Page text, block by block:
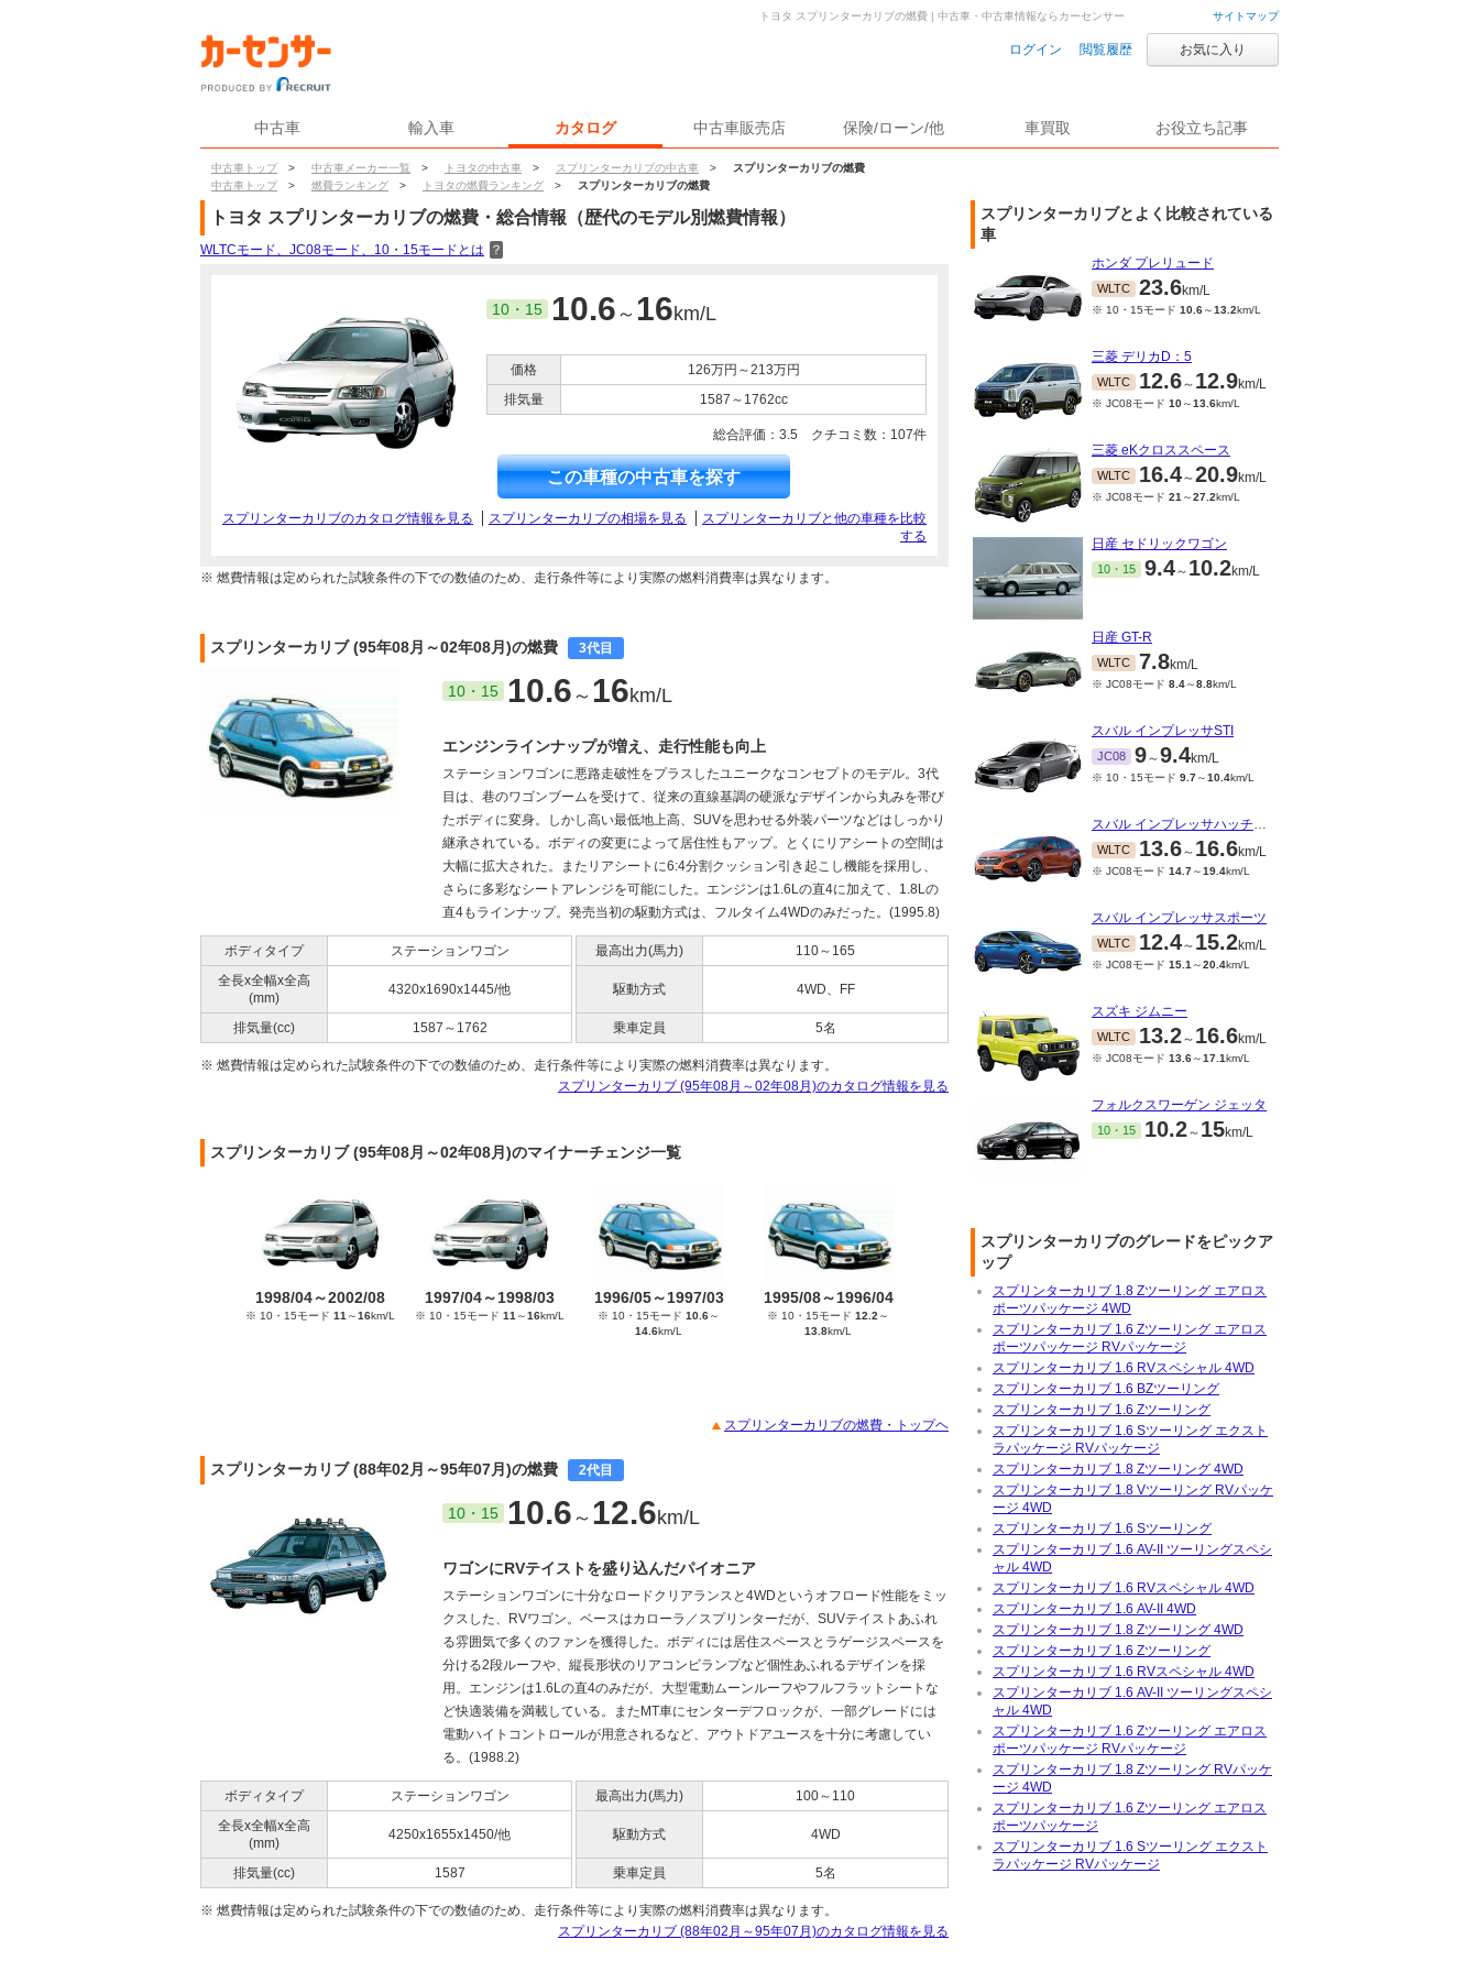
サイトマップ
ログイン 閲覧履歴 お気に入り
中古車 輸入車 カタログ 中古車販売店 保険/ローン/他 車買取 お役立ち記事
中古車トップ > 中古車メーカー一覧 > トヨタの中古車 > スプリンターカリブの中古車 >
スプリンターカリブの燃費
中古車トップ
> 燃費ランキング > トヨタの燃費ランキング > スプリンターカリブの燃費
トヨタ スプリンターカリブの燃費 | 中古車・中古車情報ならカーセンサー
トヨタ スプリンターカリブの燃費・総合情報（歴代のモデル別燃費情報）
WLTCモード、JC08モード、10・15モードとは ？
10・15 10.6 ～ 16km/L
価格
126万円～213万円
排気量
1587～1762cc
総合評価： 3.5 クチコミ数： 107件
この車種の中古車を探す
スプリンターカリブのカタログ情報を見る スプリンターカリブの相場を見る
スプリンターカリブと他の車種を比較
する
※ 燃費情報は定められた試験条件の下での数値のため、走行条件等により実際の燃料消費率は異なります。
スプリンターカリブ (95年08月～02年08月)の燃費 3代目
10・15 10.6 ～ 16km/L
エンジンラインナップが増え、走行性能も向上
ステーションワゴンに悪路走破性をプラスしたユニークなコンセプトのモデル。3代
目は、巷のワゴンブームを受けて、従来の直線基調の硬派なデザインから丸みを帯び
たボディに変身。しかし高い最低地上高、SUVを思わせる外装パーツなどはしっかり
継承されている。ボディの変更によって居住性もアップ。とくにリアシートの空間は
大幅に拡大された。またリアシートに6:4分割クッション引き起こし機能を採用し、
さらに多彩なシートアレンジを可能にした。エンジンは1.6Lの直4に加えて、1.8Lの
直4もラインナップ。発売当初の駆動方式は、フルタイム4WDのみだった。(1995.8)
ボディタイプ ステーションワゴン 最高出力(馬力)
110～165
全長x全幅x全高
(mm)
4320x1690x1445/他 駆動方式 4WD、FF
排気量(cc) 1587～1762 乗車定員 5名
※ 燃費情報は定められた試験条件の下での数値のため、走行条件等により実際の燃料消費率は異なります。
スプリンターカリブ (95年08月～02年08月)のカタログ情報を見る
スプリンターカリブ (95年08月～02年08月)のマイナーチェンジ一覧
1998/04～2002/08
※ 10・15モード 11 ～16km/L
1997/04～1998/03
※ 10・15モード 11 ～16km/L
1996/05～1997/03
※ 10・15モード 10.6～
14.6km/L
1995/08～1996/04
※ 10・15モード 12.2 ～
13.8km/L
スプリンターカリブの燃費・トップヘ
スプリンターカリブ (88年02月～95年07月)の燃費 2代目
10・15 10.6 ～ 12.6km/L
ワゴンにRVテイストを盛り込んだパイオニア
ステーションワゴンに十分なロードクリアランスと4WDというオフロード性能をミッ
クスした、RVワゴン。ベースはカローラ／スプリンターだが、SUVテイストあふれ
る雰囲気で多くのファンを獲得した。ボディには居住スペースとラゲージスペースを
分ける2段ルーフや、縦長形状のリアコンビランプなど個性あふれるデザインを採
用。エンジンは1.6Lの直4のみだが、大型電動ムーンルーフやフルフラットシートな
ど快適装備を満載している。またMT車にセンターデフロックが、一部グレードには
電動ハイトコントロールが用意されるなど、アウトドアユースを十分に考慮してい
る。(1988.2)
ボディタイプ ステーションワゴン 最高出力(馬力)
100～110
全長x全幅x全高
(mm)
4250x1655x1450/他 駆動方式 4WD
排気量(cc) 1587 乗車定員 5名
※ 燃費情報は定められた試験条件の下での数値のため、走行条件等により実際の燃料消費率は異なります。
スプリンターカリブ (88年02月～95年07月)のカタログ情報を見る
スプリンターカリブとよく比較されている
車
ホンダ プレリュード
WLTC 23.6km/L
※ 10・15モード 10.6～13.2km/L
三菱 デリカD：5
WLTC 12.6～ 12.9km/L
※ JC08モード 10～13.6km/L
三菱 eKクロススペース
WLTC 16.4～20.9km/L
※ JC08モード 21 ～27.2km/L
日産 セドリックワゴン
10・15 9.4～ 10.2km/L
日産 GT-R
WLTC 7.8km/L
※ JC08モード 8.4～8.8km/L
スバル インプレッサSTI
JC08 9～9.4km/L
※ 10・15モード 9.7～10.4km/L
スバル インプレッサハッチバック
WLTC 13.6～ 16.6km/L
※ JC08モード 14.7～19.4km/L
スバル インプレッサスポーツ
WLTC 12.4～ 15.2km/L
※ JC08モード 15.1 ～20.4km/L
スズキ ジムニー
WLTC 13.2～ 16.6km/L
※ JC08モード 13.6～17.1km/L
フォルクスワーゲン ジェッタ
10・15 10.2～ 15km/L
スプリンターカリブのグレードをピックア
ップ
スプリンターカリブ 1.8 Zツーリング エアロス
ポーツパッケージ 4WD
スプリンターカリブ 1.6 Zツーリング エアロス
ポーツパッケージ RVパッケージ
スプリンターカリブ 1.6 RVスペシャル 4WD
スプリンターカリブ 1.6 BZツーリング
スプリンターカリブ 1.6 Zツーリング
スプリンターカリブ 1.6 Sツーリング エクスト
ラパッケージ RVパッケージ
スプリンターカリブ 1.8 Zツーリング 4WD
スプリンターカリブ 1.8 Vツーリング RVパッケ
ージ 4WD
スプリンターカリブ 1.6 Sツーリング
スプリンターカリブ 1.6 AV-II ツーリングスペシ
ャル 4WD
スプリンターカリブ 1.6 RVスペシャル 4WD
スプリンターカリブ 1.6 AV-II 4WD
スプリンターカリブ 1.8 Zツーリング 4WD
スプリンターカリブ 1.6 Zツーリング
スプリンターカリブ 1.6 RVスペシャル 4WD
スプリンターカリブ 1.6 AV-II ツーリングスペシ
ャル 4WD
スプリンターカリブ 1.6 Zツーリング エアロス
ポーツパッケージ RVパッケージ
スプリンターカリブ 1.8 Zツーリング RVパッケ
ージ 4WD
スプリンターカリブ 1.6 Zツーリング エアロス
ポーツパッケージ
スプリンターカリブ 1.6 Sツーリング エクスト
ラパッケージ RVパッケージ